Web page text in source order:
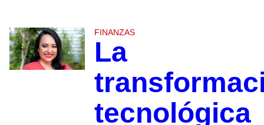
FINANZAS
La
tecnológica